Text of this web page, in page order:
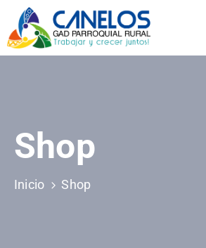
Noticias
Biblioteca
Shop
Inicio Shop